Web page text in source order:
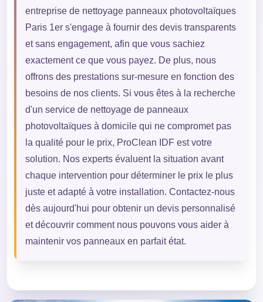
entreprise de nettoyage panneaux photovoltaïques
Paris 1er s'engage à fournir des devis transparents
et sans engagement, afin que vous sachiez
exactement ce que vous payez. De plus, nous
offrons des prestations sur-mesure en fonction des
besoins de nos clients. Si vous êtes à la recherche
d'un service de nettoyage de panneaux
photovoltaïques à domicile qui ne compromet pas
la qualité pour le prix, ProClean IDF est votre
solution. Nos experts évaluent la situation avant
chaque intervention pour déterminer le prix le plus
juste et adapté à votre installation. Contactez-nous
dès aujourd'hui pour obtenir un devis personnalisé
et découvrir comment nous pouvons vous aider à
maintenir vos panneaux en parfait état.